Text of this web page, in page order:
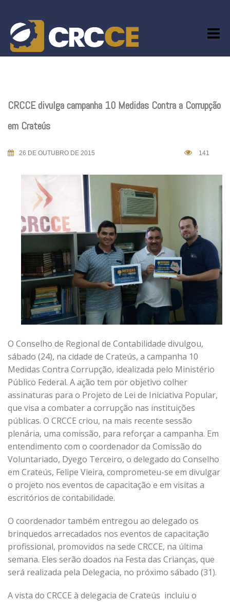
content
CRCCE divulga campanha 10 Medidas Contra a Corrupção
em Crateús
26 DE OUTUBRO DE 2015 141
O Conselho de Regional de Contabilidade divulgou,
sábado (24), na cidade de Crateús, a campanha 10
Medidas Contra Corrupção, idealizada pelo Ministério
Público Federal. A ação tem por objetivo colher
assinaturas para o Projeto de Lei de Iniciativa Popular,
que visa a combater a corrupção nas instituições
públicas. O CRCCE criou, na mais recente sessão
plenária, uma comissão, para reforçar a campanha. Em
entendimento com o coordenador da Comissão do
Voluntariado, Dyego Terceiro, o delegado do Conselho
em Crateús, Felipe Vieira, comprometeu-se em divulgar
o projeto nos eventos de capacitação e em visitas a
escritórios de contabilidade.
O coordenador também entregou ao delegado os
brinquedos arrecadados nos eventos de capacitação
profissional, promovidos na sede CRCCE, na última
semana. Eles serão doados na Festa das Crianças, que
será realizada pela Delegacia, no próximo sábado (31).
A vista do CRCCE à delegacia de Crateús incluiu o